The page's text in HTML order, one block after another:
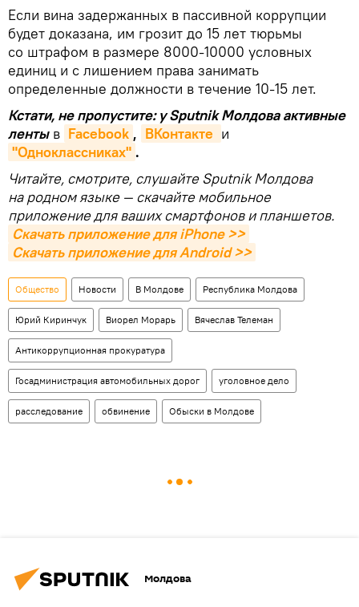
Если вина задержанных в пассивной коррупции
будет доказана, им грозит до 15 лет тюрьмы
со штрафом в размере 8000-10000 условных
единиц и с лишением права занимать
определенные должности в течение 10-15 лет.
Кстати, не пропустите: у Sputnik Молдова активные
ленты в Facebook , ВКонтакте и
"Одноклассниках" .
Читайте, смотрите, слушайте Sputnik Молдова
на родном языке — скачайте мобильное
приложение для ваших смартфонов и планшетов.
Скачать приложение для iPhone >>
Скачать приложение для Android >>
Общество Новости В Молдове Республика Молдова
Юрий Киринчук Виорел Морарь Вячеслав Телеман
Антикоррупционная прокуратура
Госадминистрация автомобильных дорог уголовное дело
расследование обвинение Обыски в Молдове
Молдова